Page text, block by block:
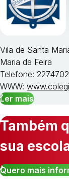
Vila de Santa
Maria da Feira
Telefone:
WWW:
Ler mais
Também
sua
Quero mais